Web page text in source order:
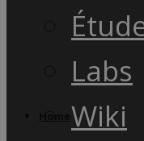
Labs
Wiki